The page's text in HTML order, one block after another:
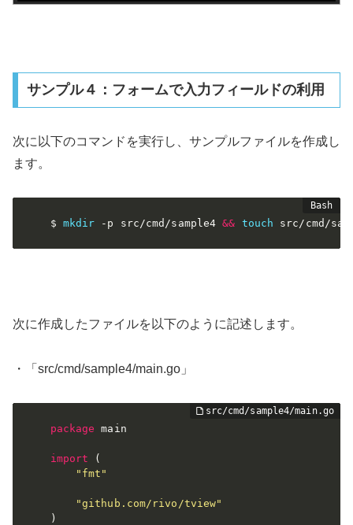
サンプル４：フォームで入力フィールドの利用
次に以下のコマンドを実行し、サンプルファイルを作成し
ます。
$ mkdir -p src/cmd/sample4 && touch src/cmd/
次に作成したファイルを以下のように記述します。
・「src/cmd/sample4/main.go」
package main
import
(
"fmt"
"github.com/rivo/tview"
)